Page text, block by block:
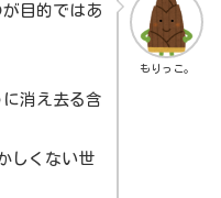
もりっこ。
目的ではあ
消え去る含
しくない世